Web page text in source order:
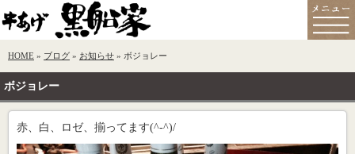
HOME » ブログ » お知らせ » ボジョレー
ボジョレー
赤、白、ロゼ、揃ってます(^-^)/